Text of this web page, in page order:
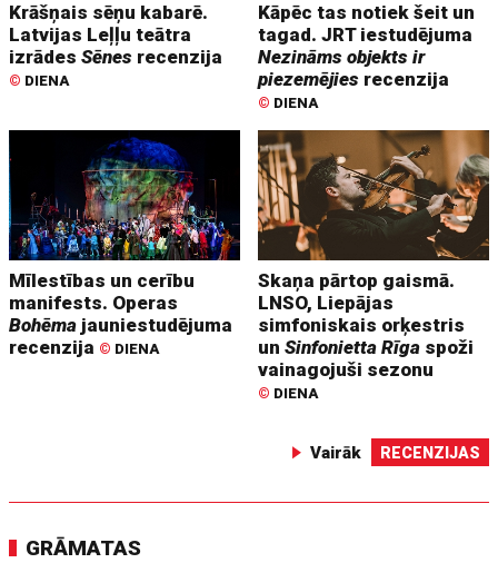
Krāšņais sēņu kabarē.
Latvijas Leļļu teātra
izrādesSēnes recenzija
© DIENA
Kāpēc tas notiek šeit un
tagad. JRT iestudējuma
Nezināms objekts ir
piezemējies recenzija
© DIENA
Mīlestības un cerību
manifests. Operas
Bohēma jauniestudējuma
recenzija © DIENA
Skaņa pārtop gaismā.
LNSO, Liepājas
simfoniskais orķestris
unSinfonietta Rīga spoži
vainagojuši sezonu
© DIENA
Vairāk RECENZIJAS
GRĀMATAS